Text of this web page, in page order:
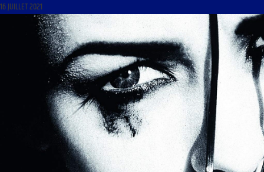
16 JUILLET 2021